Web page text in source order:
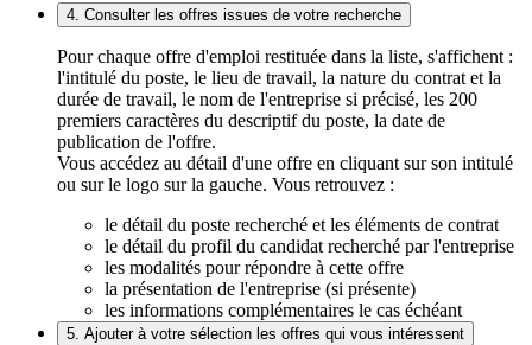
4. Consulter les offres issues de votre recherche
Pour chaque offre d'emploi restituée dans la liste, s'affichent :
l'intitulé du poste, le lieu de travail, la nature du contrat et la
durée de travail, le nom de l'entreprise si précisé, les 200
premiers caractères du descriptif du poste, la date de
publication de l'offre.
Vous accédez au détail d'une offre en cliquant sur son intitulé
ou sur le logo sur la gauche. Vous retrouvez :
le détail du poste recherché et les éléments de contrat
le détail du profil du candidat recherché par l'entreprise
les modalités pour répondre à cette offre
la présentation de l'entreprise (si présente)
les informations complémentaires le cas échéant
5. Ajouter à votre sélection les offres qui vous intéressent